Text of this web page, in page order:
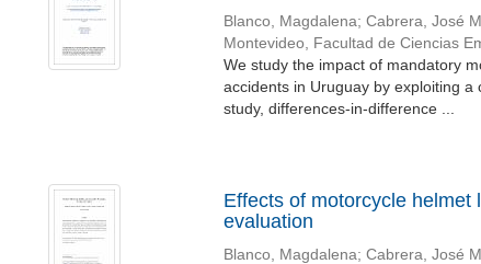
Blanco, Magdalena; Cabrera, José
Montevideo, Facultad de Ciencias
We study the impact of mandatory
accidents in Uruguay by exploiting
study, differences-in-difference ...
Effects of motorcycle helmet
evaluation
Blanco, Magdalena; Cabrera, José